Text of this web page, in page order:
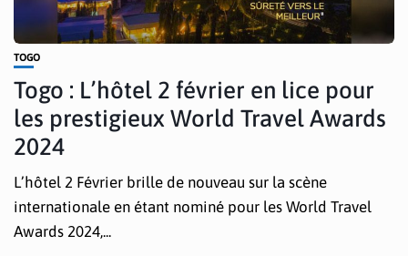
TOGO
Togo : L’hôtel 2 février en lice pour
les prestigieux World Travel Awards
2024
L’hôtel 2 Février brille de nouveau sur la scène
internationale en étant nominé pour les World Travel
Awards 2024,...